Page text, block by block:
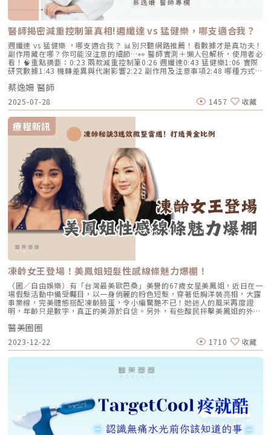
控肌膚再生的基因，從源頭去除老化，讓肌膚微環境重返年輕的狀態。圖／
林亮辰皮膚專科診所提供「科學分析、標準化、個人化」讓每位求診者展現
自己的美「當初我在挑選產品、設計『減齡三部曲』時，我有三個標準：一
是可以科學量表正確評估客戶需求；二是成分可以穩定達成效果；三是對皮
膚健康是否有學理上好處。」林亮辰醫師解釋。而AART是四個缺一不可的
醫美診療步驟：評估（Assessment）、解剖（Anatomy）、產品組合
（Range）、治療（Treatment），依照每個人的臉部特徵、肌膚狀況，去
打造客製化專屬診療方案。4D童妍針讓變美更加輕鬆自然好的產品經得起
時間考驗，好的品牌更會不斷的向上精進。2023年，膠原蛋白領導品牌
「童妍針」在上市25週年前夕，更從3D進階到4D版本。獨家專利技術二次
過篩保留20-25%最細緻的聚左旋乳酸微粒，讓膠原蛋白增生效果是 3D 的
2 倍，讓皮膚由內而外緊緻效果更好，術後回家也不需要按摩，讓變美之路
更加輕鬆自然。「Bri」相信做對的事，「Be Right」肌膚自然就會
「Bright」！圖／林亮辰皮膚專科診所提供從肌膚健康開始發現每個人真正
的美「皮膚健康其實不是白淨，而是從裡到外的光澤感亮澤感」醫診多年的
經驗，讓林亮辰醫師對於「醫美」與「保養」有了不一樣的看法。走進他新
成立的肌膚管理品牌Bri.，第一款自家研發的產品不是市場愛好的美白、緊
緻，而是以最基礎的修復保濕作為面膜的特色，「我成立Bri.的初衷是要以
皮膚健康為出發點，透亮為為宗旨。」林亮辰醫師解釋，捨去任何刺激性的
成分，將修復能力還給肌膚，和求診者一起「共管」，給予肌膚真正的需
要，就是Bri.想要分享的新文化。「Bri」處處可見流暢的曲線，在光影照耀
下，猶如臉部輪廓般迷人。圖／林亮辰皮膚專科診所提供變美是為了讓生活
更幸福 Do right, Be Bright !「什麼是『美』的本質？」林亮辰醫師常常在
與同仁們分享，「求診者變美的目的並不是只為了一張臉，她是要拿來過生
活的，所以我們真正要去服務的是她需要做這項醫美治療背後生活的目的、
生活意義。」因此眼光要放更遠，要讓求診者的肌膚越來越健康，心情隨著
變美越來越好，生活更幸福，這才是醫美醫師能帶給社會最大的意義，林亮
辰醫師笑著說，臉上也閃著光呢！為皮膚專科醫師和醫美醫師，林亮辰認為
醫師最大的使命是要帶給社會幸福的正向力量。圖／林亮辰皮膚專科診所提
供林亮辰皮膚專科診所03 -532-9660新竹市東區民族路89號林亮辰皮膚專
科診所官方網站InstagramFacebookLine@官方帳號
醫師揭密減重控制筆真相!週纖達 vs 猛健樂，哪支適合我？
週纖達 vs 猛健樂 ，哪支適合我？ 📊別只聽網路推薦！看數據才是真功夫！
副作用藏在哪？你可能沒注意的細節…👀 醫師實測＋懶人包解析，使用者必
看！🧠重點摘要：0:23 兩款減重控制筆0:26 週纖達0:43 猛健樂1:06 實際
研究數據1:43 機轉差異與代謝影響2:22 副作用及注意事項2:48 哪種方式適
合我呢？3:10 對照表3:57 NG畫面🩺皮膚科 蔡逸姍醫師『蔡逸姍醫師』-FB
粉絲團🩺皮膚科 蔡逸姍醫師『蔡逸姍醫師』-IG🩺京硯聯合診所 -FB粉絲團
210號電話：（02）2503-1076LINE：點我
蔡逸姍 醫師
2025-07-28 1457 收藏
療程新訊
凍齡女王登場！美鳳姐短髮性感線條魅力爆棚！
（圖／自由娛樂）有「台灣最美歐巴桑」美譽的67歲女星美鳳姐，近日在一
場假髮活動中備受矚目，以一身俏麗的粉色短髮，穿著低胸洋裝亮相，大露
事業線，完美體態搭配凍齡臉蛋，令小編驚艷不已！她迷人的風采再度證
明，年齡只是數字，真正的美源於自信。另外，有些酸民抨擊美鳳姐的外貌
純粹仰賴醫美。現今醫美雖然普及，若缺乏保養維持，要達到如此完美的體
態實屬困難。凍齡之道也絕非單靠醫美！更需要結合全方位的保養和努力，
透過對保養下苦功，才能展現出內外兼修的美麗，本篇就來解析，維持凍齡
的秘訣吧！凍齡秘訣1鳳凰電波｜與時光逆行美鳳姐曾坦言透過醫美電波維
持皮膚的緊緻度，使她在67歲時仍展現年輕的外貌。究竟，鳳凰電波到底有
哪些迷人之處呢？為何能打造獨特的凍齡效果？鳳凰電波原理主要是利用高
頻電波將熱能傳達至真皮層的醫美療程。透過電波與皮膚的電阻相互作用引
發熱能，激發膠原蛋白增生，使肌膚達到光滑、緊緻的效果。療程時間約45
同部位可選擇使用多種探頭，以達到最佳效果。 探頭種類 碧眼探頭 美體黃
產後鬆弛 經典探頭 全新升級 療程速度提升25% 作用面積增加33% 深度
1.1 mm 4.3 mm 4.3 mm 4.3 mm 面積 0.25 cm² 16 cm² 3 cm² 4 cm²
發數 450 500 1,200 600 900 療程時間 20至30分鐘 60分鐘以上 60至90
醫美圈圈
2023-12-22 1710 收藏